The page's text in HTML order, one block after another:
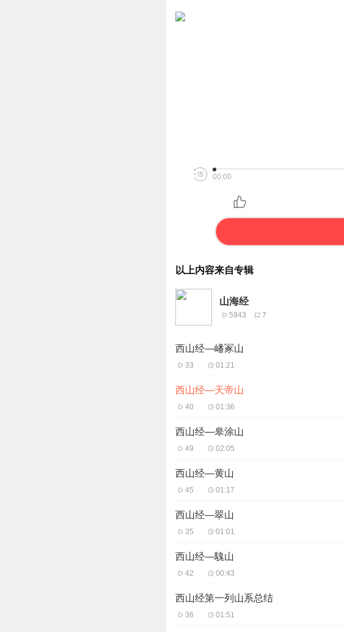
00:00
以上内容来自专辑
山海经
5943 7
西山经—嶓冢山
33 01:21
西山经—天帝山
40 01:36
西山经—皋涂山
49 02:05
西山经—黄山
45 01:17
西山经—翠山
35 01:01
西山经—騩山
42 00:43
西山经第一列山系总结
36 01:51